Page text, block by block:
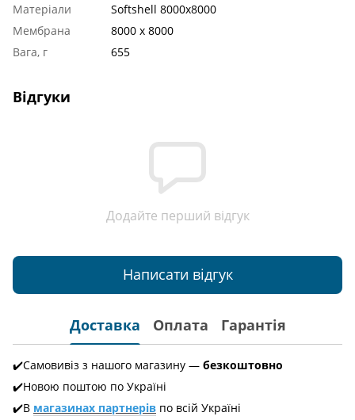
Матеріали
Softshell 8000x8000
Мембрана
8000 x 8000
Вага, г
655
Відгуки
Додайте перший відгук
Написати відгук
Доставка Оплата Гарантія
✔️Самовивіз з нашого магазину — безкоштовно
✔️Новою поштою по Україні
✔️В магазинах партнерів по всій Україні